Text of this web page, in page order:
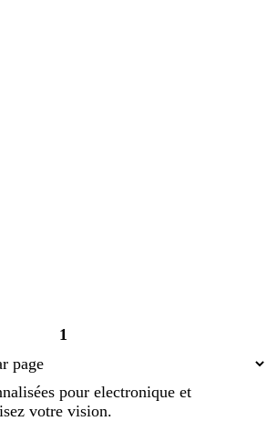
Page
1
pour electronique et
votre vision.